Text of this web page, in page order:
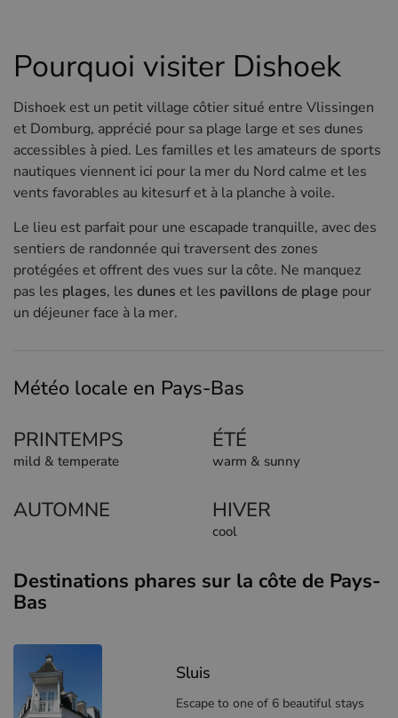
Hôtels à Dunkerque (FR)
Pourquoi visiter Dishoek
Dishoek est un petit village côtier situé entre Vlissingen
et Domburg, apprécié pour sa plage large et ses dunes
accessibles à pied. Les familles et les amateurs de sports
nautiques viennent ici pour la mer du Nord calme et les
vents favorables au kitesurf et à la planche à voile.
Le lieu est parfait pour une escapade tranquille, avec des
sentiers de randonnée qui traversent des zones
protégées et offrent des vues sur la côte. Ne manquez
pas les plages, les dunes et les pavillons de plage pour
un déjeuner face à la mer.
Météo locale en Pays-Bas
PRINTEMPS
mild & temperate
ÉTÉ
warm & sunny
AUTOMNE HIVER
cool
Destinations phares sur la côte de Pays-
Bas
Sluis
Escape to one of 6 beautiful stays